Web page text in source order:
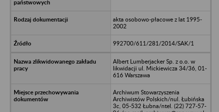
akta osobowo-płacowe z lat 1995-
2002
992700/611/281/2014/SAK/1
Albert Lumberjacker Sp. z o.o. w
likwidacji ul. Mickiewicza 34/36, 01-
616 Warszawa
Archiwum Stowarzyszenia
Archiwistów Polskich/nul. Łubińska
3c, 05-532 Łubna/ntel. (22) 727-57-